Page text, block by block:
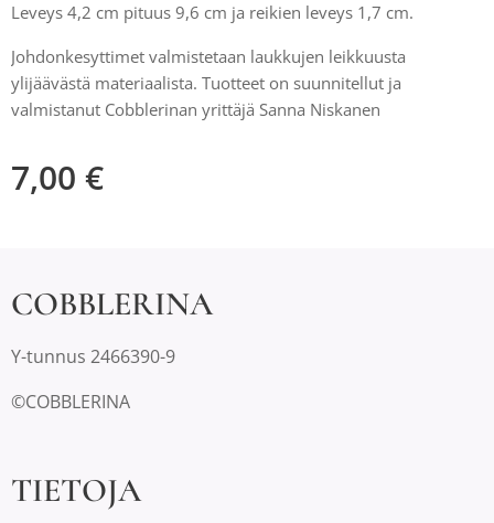
Leveys 4,2 cm pituus 9,6 cm ja reikien leveys 1,7 cm.
Johdonkesyttimet valmistetaan laukkujen leikkuusta
ylijäävästä materiaalista. Tuotteet on suunnitellut ja
valmistanut Cobblerinan yrittäjä Sanna Niskanen
7,00 €
COBBLERINA
Y-tunnus 2466390-9
©COBBLERINA
TIETOJA